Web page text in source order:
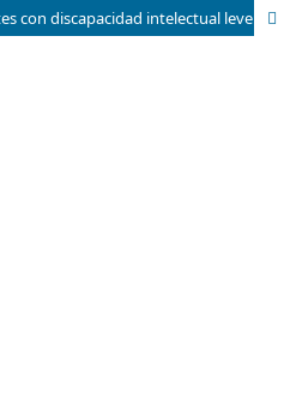
Matemáticas para estudiantes con discapacidad intelectual leve: Estudio de caso